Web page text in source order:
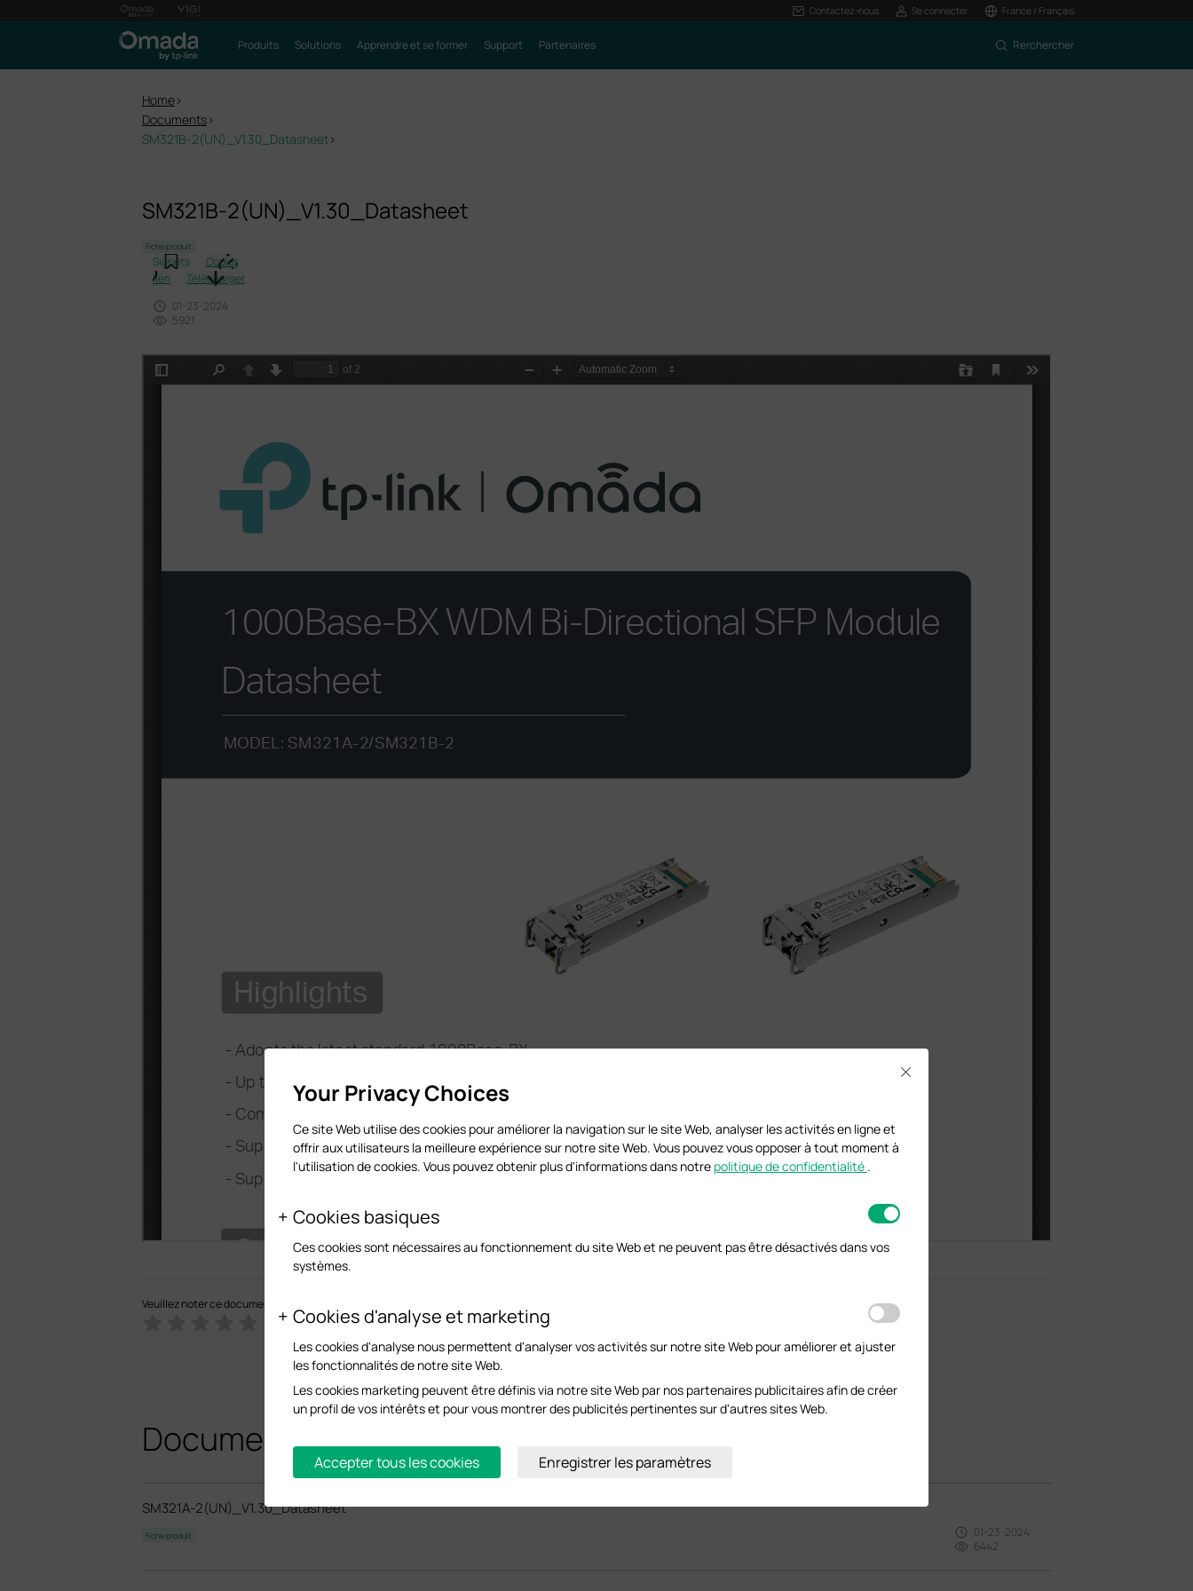
Contactez-nous Se connecter France / Français
Produits Solutions Apprendre et se former Support Partenaires Rerchercher
Home>
Documents>
SM321B-2(UN)_V1.30_Datasheet>
SM321B-2(UN)_V1.30_Datasheet
Fiche produit
Signets
Copier
lien
Télécharger
01-23-2024
5921
Veuillez noter ce document
Documents connexes
SM321A-2(UN)_V1.30_Datasheet
Fiche produit
01-23-2024
6442
Your Privacy Choices
Ce site Web utilise des cookies pour améliorer la navigation sur le site Web, analyser les activités en ligne et
offrir aux utilisateurs la meilleure expérience sur notre site Web. Vous pouvez vous opposer à tout moment à
l'utilisation de cookies. Vous pouvez obtenir plus d'informations dans notre politique de confidentialité .
Cookies basiques
Ces cookies sont nécessaires au fonctionnement du site Web et ne peuvent pas être désactivés dans vos
systèmes.
Cookies d'analyse et marketing
Les cookies d'analyse nous permettent d'analyser vos activités sur notre site Web pour améliorer et ajuster
les fonctionnalités de notre site Web.
Les cookies marketing peuvent être définis via notre site Web par nos partenaires publicitaires afin de créer
un profil de vos intérêts et pour vous montrer des publicités pertinentes sur d'autres sites Web.
Accepter tous les cookies Enregistrer les paramètres
Close